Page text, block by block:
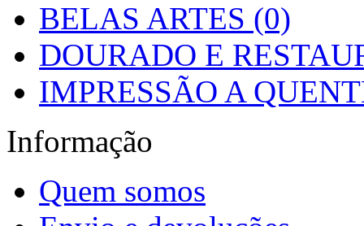
BELAS ARTES (0)
DOURADO E
IMPRESSÃO A
Informação
Quem somos